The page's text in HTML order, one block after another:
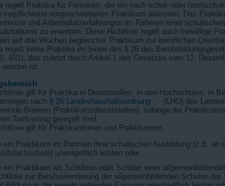
regelt Praktika für Personen, die ein nach schul- oder
verpflichtend vorgeschriebenes Praktikum ableisten. Das
und Arbeitsplatzerfahrungen im Rahmen einer
zu erwerben. Diese Richtlinie regelt auch freiwillige
auf drei Wochen begrenztes Praktikum zur beruflichen
regelt keine Praktika im Sinne des § 26 des
931), das zuletzt durch Artikel 1 des Gesetzes vom 12.
worden ist.
gilt für Praktika in Dienststellen, in den Hochschulen, in
nach § 26 Landeshaushaltsordnung
(LHO) des
Bremen (Praktikumsdienststellen), solange die
Tarifvertrag geregelt sind.
gilt für Praktikantinnen und Praktikanten,
ein Praktikum im Rahmen ihrer schulischen Ausbildung (z.B. an
unentgeltlich leisten oder
ein Praktikum als Schülerin oder Schüler einer
zur Berufsorientierung der allgemeinbildenden Schulen der